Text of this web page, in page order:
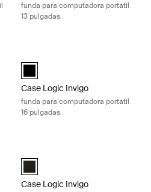
funda para computadora portátil
13 pulgadas
black (selected)
Case Logic Invigo
funda para computadora portátil
16 pulgadas
small Negro (selected)
Case Logic Invigo electronic
Case Logic Invigo